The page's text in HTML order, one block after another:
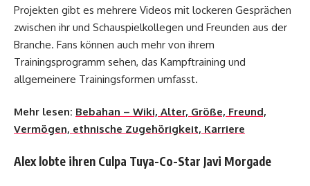
Projekten gibt es mehrere Videos mit lockeren Gesprächen
zwischen ihr und Schauspielkollegen und Freunden aus der
Branche. Fans können auch mehr von ihrem
Trainingsprogramm sehen, das Kampftraining und
allgemeinere Trainingsformen umfasst.
Mehr lesen: Bebahan – Wiki, Alter, Größe, Freund,
Vermögen, ethnische Zugehörigkeit, Karriere
Alex lobte ihren Culpa Tuya-Co-Star Javi Morgade